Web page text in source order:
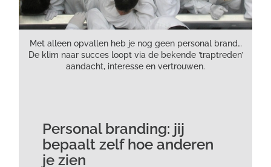
Met alleen opvallen heb je nog geen personal brand…
De klim naar succes loopt via de bekende ’traptreden’
aandacht, interesse en vertrouwen.
Personal branding: jij
bepaalt zelf hoe anderen
je zien